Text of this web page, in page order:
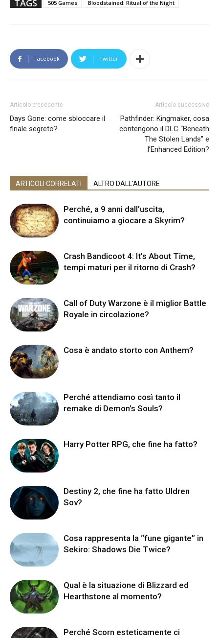
TAGS 505 Games Bloodstained: Ritual of the Night
Facebook Twitter
Articolo precedente
Days Gone: come sbloccare il
finale segreto?
Articolo successivo
Pathfinder: Kingmaker, cosa
contengono il DLC “Beneath
The Stolen Lands” e
l’Enhanced Edition?
ARTICOLI CORRELATI ALTRO DALL'AUTORE
Perché, a 9 anni dall’uscita,
continuiamo a giocare a Skyrim?
Crash Bandicoot 4: It’s About Time,
tempi maturi per il ritorno di Crash?
Call of Duty Warzone è il miglior Battle
Royale in circolazione?
Cosa è andato storto con Anthem?
Perché attendiamo così tanto il
remake di Demon’s Souls?
Harry Potter RPG, che fine ha fatto?
Destiny 2, che fine ha fatto Uldren
Sov?
Cosa rappresenta la “fune gigante” in
Sekiro: Shadows Die Twice?
Qual è la situazione di Blizzard ed
Hearthstone al momento?
Perché Scorn esteticamente ci